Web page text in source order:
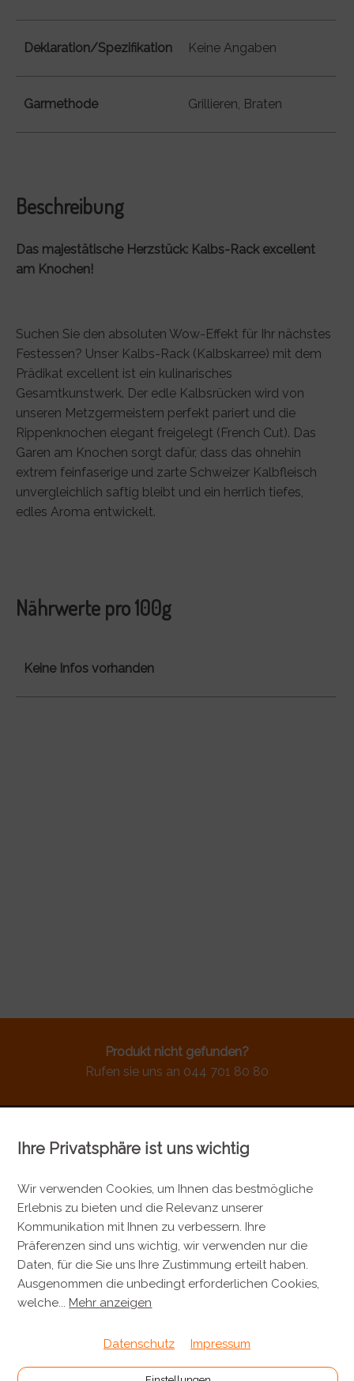
Deklaration/Spezifikation Keine Angaben
Garmethode Grillieren, Braten
Beschreibung
Das majestätische Herzstück: Kalbs-Rack excellent
am Knochen!
Suchen Sie den absoluten Wow-Effekt für Ihr nächstes
Festessen? Unser Kalbs-Rack (Kalbskarree) mit dem
Prädikat excellent ist ein kulinarisches
Gesamtkunstwerk. Der edle Kalbsrücken wird von
unseren Metzgermeistern perfekt pariert und die
Rippenknochen elegant freigelegt (French Cut). Das
Garen am Knochen sorgt dafür, dass das ohnehin
extrem feinfaserige und zarte Schweizer Kalbfleisch
unvergleichlich saftig bleibt und ein herrlich tiefes,
edles Aroma entwickelt.
Nährwerte pro 100g
Keine Infos vorhanden
Produkt nicht gefunden?
Rufen sie uns an 044 701 80 80
KONTAKT
Metzgerei Künzli AG
Mülistrasse 7
8143 Stallikon
+41 44 701 80 80
info@metzgereikuenzli.ch
Ihre Privatsphäre ist uns wichtig
Wir verwenden Cookies, um Ihnen das bestmögliche
Erlebnis zu bieten und die Relevanz unserer
Kommunikation mit Ihnen zu verbessern. Ihre
Präferenzen sind uns wichtig, wir verwenden nur die
Daten, für die Sie uns Ihre Zustimmung erteilt haben.
Ausgenommen die unbedingt erforderlichen Cookies,
welche... Mehr anzeigen
Datenschutz Impressum